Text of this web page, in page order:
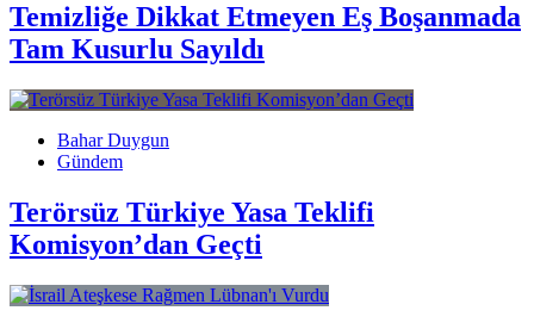
Temizliğe Dikkat Etmeyen Eş Boşanmada
Tam Kusurlu Sayıldı
Bahar Duygun
Gündem
Terörsüz Türkiye Yasa Teklifi
Komisyon’dan Geçti